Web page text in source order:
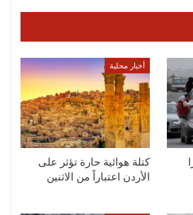
أخبار محلية
كتلة هوائية حارة تؤثر على
الأردن اعتباراً من الاثنين